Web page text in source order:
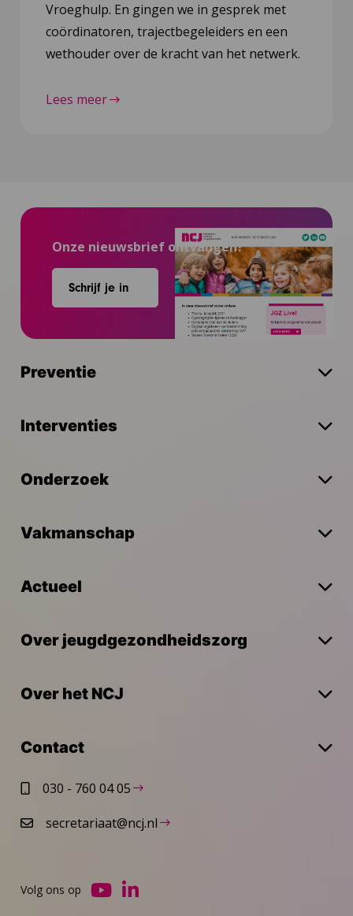
Vroeghulp. En gingen we in gesprek met
coördinatoren, trajectbegeleiders en een
wethouder over de kracht van het netwerk.
Lees meer
Onze nieuwsbrief ontvangen?
Schrijf je in
Preventie
Interventies
Onderzoek
Vakmanschap
Actueel
Over jeugdgezondheidszorg
Over het NCJ
Contact
030 - 760 04 05
secretariaat@ncj.nl
Volg ons op
Ga
Ga